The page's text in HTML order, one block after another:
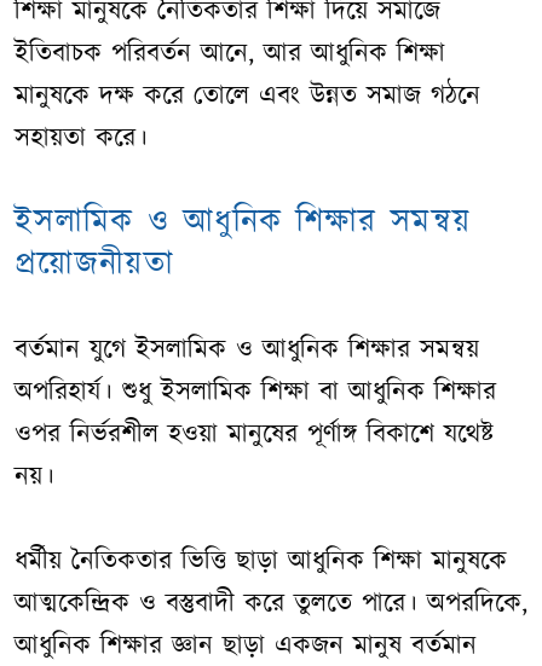
শিক্ষা মানুষকে নৈতিকতার শিক্ষা দিয়ে সমাজে
ইতিবাচক পরিবর্তন আনে, আর আধুনিক শিক্ষা
মানুষকে দক্ষ করে তোলে এবং উন্নত সমাজ গঠনে
সহায়তা করে।
ইসলামিক ও আধুনিক শিক্ষার সমন্বয়
প্রয়োজনীয়তা
বর্তমান যুগে ইসলামিক ও আধুনিক শিক্ষার সমন্বয়
অপরিহার্য। শুধু ইসলামিক শিক্ষা বা আধুনিক শিক্ষার
ওপর নির্ভরশীল হওয়া মানুষের পূর্ণাঙ্গ বিকাশে যথেষ্ট
নয়।
ধর্মীয় নৈতিকতার ভিত্তি ছাড়া আধুনিক শিক্ষা মানুষকে
আত্মকেন্দ্রিক ও বস্তুবাদী করে তুলতে পারে। অপরদিকে,
আধুনিক শিক্ষার জ্ঞান ছাড়া একজন মানুষ বর্তমান